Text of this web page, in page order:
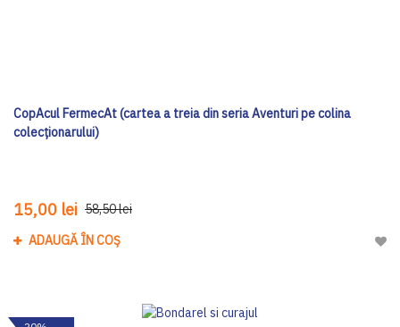
CopAcul FermecAt (cartea a treia din seria Aventuri pe colina
colecționarului)
15,00 lei 58,50 lei
ADAUGĂ ÎN COȘ